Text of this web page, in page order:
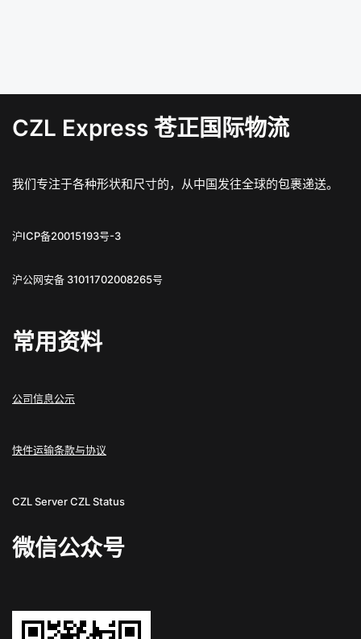
CZL Express 苍正国际物流
我们专注于各种形状和尺寸的，从中国发往全球的包裹递送。
沪ICP备20015193号-3
沪公网安备 31011702008265号
常用资料
公司信息公示
快件运输条款与协议
CZL ServerCZL Status
微信公众号